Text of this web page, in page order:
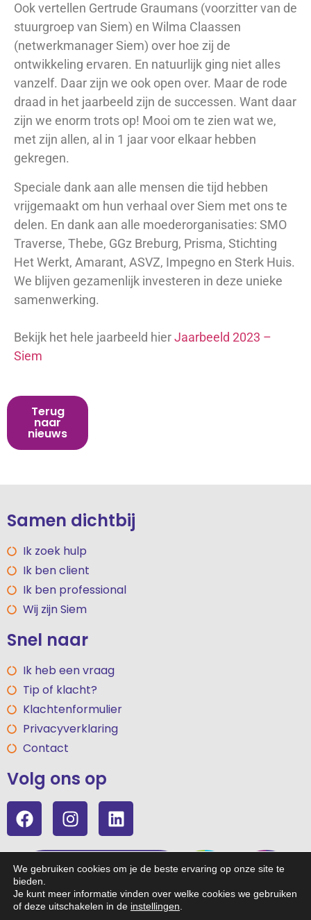
Ook vertellen Gertrude Graumans (voorzitter van de
stuurgroep van Siem) en Wilma Claassen
(netwerkmanager Siem) over hoe zij de
ontwikkeling ervaren. En natuurlijk ging niet alles
vanzelf. Daar zijn we ook open over. Maar de rode
draad in het jaarbeeld zijn de successen. Want daar
zijn we enorm trots op! Mooi om te zien wat we,
met zijn allen, al in 1 jaar voor elkaar hebben
gekregen.
Speciale dank aan alle mensen die tijd hebben
vrijgemaakt om hun verhaal over Siem met ons te
delen. En dank aan alle moederorganisaties: SMO
Traverse, Thebe, GGz Breburg, Prisma, Stichting
Het Werkt, Amarant, ASVZ, Impegno en Sterk Huis.
We blijven gezamenlijk investeren in deze unieke
samenwerking.
Bekijk het hele jaarbeeld hierJaarbeeld 2023 –
Siem
Terug
naar
nieuws
Samen dichtbij
Ik zoek hulp
Ik ben client
Ik ben professional
Wij zijn Siem
Snel naar
Ik heb een vraag
Tip of klacht?
Klachtenformulier
Privacyverklaring
Contact
Volg ons op
We gebruiken cookies om je de beste ervaring op onze site te
bieden.
Je kunt meer informatie vinden over welke cookies we gebruiken
of deze uitschakelen in de instellingen